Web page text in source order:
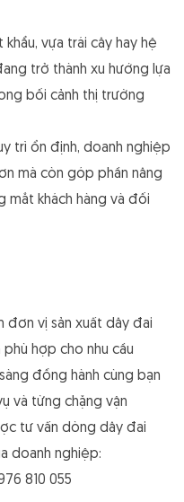
vựa trái cây hay hệ
trở thành xu hướng lựa
bối cảnh thị trường
trì ổn định, doanh nghiệp
mà còn góp phần nâng
mắt khách hàng và đối
đơn vị sản xuất dây đai
hợp cho nhu cầu
đồng hành cùng bạn
và từng chặng vận
tư vấn dòng dây đai
doanh nghiệp:
810 055